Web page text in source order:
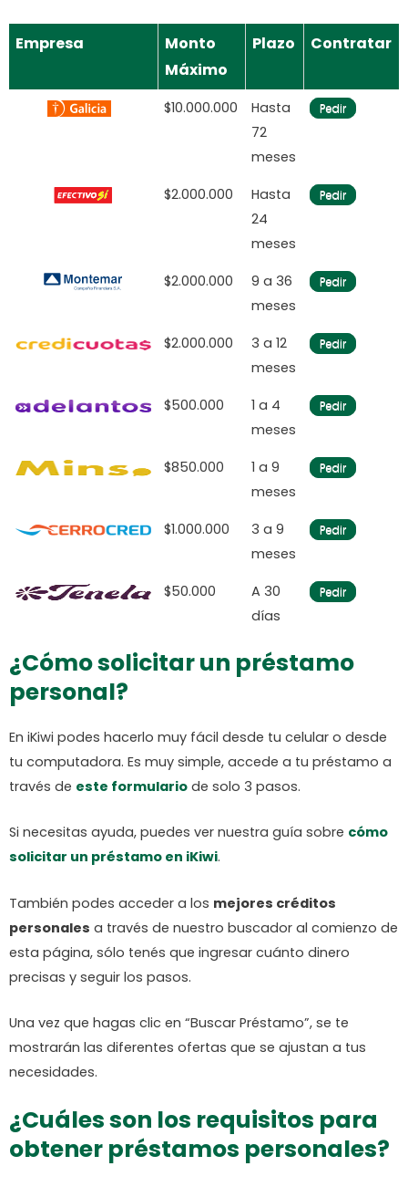
Empresa
Monto
Máximo
Plazo Contratar
$10.000.000
Hasta
72
meses
Pedir
$2.000.000
Hasta
24
meses
Pedir
$2.000.000
9 a 36
meses
Pedir
$2.000.000
3 a 12
meses
Pedir
$500.000
1 a 4
meses
Pedir
$850.000
1 a 9
meses
Pedir
$1.000.000
3 a 9
meses
Pedir
$50.000
A 30
días
Pedir
¿Cómo solicitar un préstamo
personal?
En iKiwi podes hacerlo muy fácil desde tu celular o desde
tu computadora. Es muy simple, accede a tu préstamo a
través de este formulario de solo 3 pasos.
Si necesitas ayuda, puedes ver nuestra guía sobre cómo
solicitar un préstamo en iKiwi.
También podes acceder a los mejores créditos
personales a través de nuestro buscador al comienzo de
esta página, sólo tenés que ingresar cuánto dinero
precisas y seguir los pasos.
Una vez que hagas clic en “Buscar Préstamo”, se te
mostrarán las diferentes ofertas que se ajustan a tus
necesidades.
¿Cuáles son los requisitos para
obtener préstamos personales?